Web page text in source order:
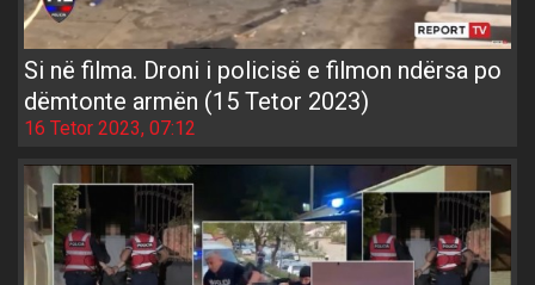
Si në filma. Droni i policisë e filmon ndërsa po
dëmtonte armën (15 Tetor 2023)
16 Tetor 2023, 07:12